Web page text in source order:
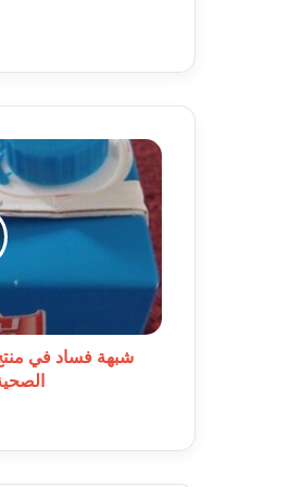
شبهة
فساد
في
منتج
"لبنى"
تفضح
خلل
الرقابة
الصحية
شبهة فساد في